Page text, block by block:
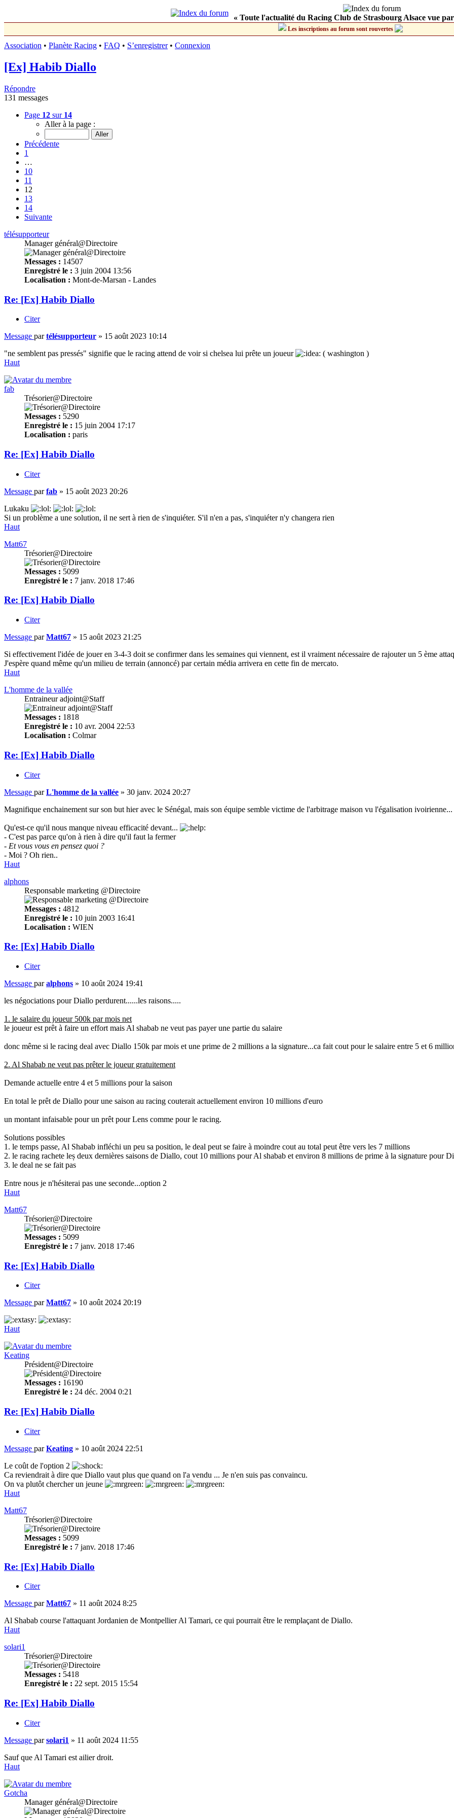
« Toute l'actualité du Racing Club de Strasbourg Alsace vue
Les inscriptions au forum sont rouvertes
Association • Planète Racing • FAQ • S’enregistrer• Connexion
[Ex] Habib Diallo
Répondre
131 messages
Page 12 sur 14
Aller à la page :
Précédente
1
…
10
11
12
13
14
Suivante
télésupporteur
Manager général@Directoire
Messages : 14507
Enregistré le : 3 juin 2004 13:56
Localisation : Mont-de-Marsan - Landes
Re: [Ex] Habib Diallo
Citer
Message partélésupporteur » 15 août 2023 10:14
"ne semblent pas pressés" signifie que le racing attend de voir si chelsea lui prête un joueur
( washington )
Haut
fab
Trésorier@Directoire
Messages : 5290
Enregistré le : 15 juin 2004 17:17
Localisation : paris
Re: [Ex] Habib Diallo
Citer
Message parfab » 15 août 2023 20:26
Lukaku
Si un problème a une solution, il ne sert à rien de s'inquiéter. S'il n'en a pas, s'inquiéter n'y changera rien
Haut
Matt67
Trésorier@Directoire
Messages : 5099
Enregistré le : 7 janv. 2018 17:46
Re: [Ex] Habib Diallo
Citer
Message parMatt67 » 15 août 2023 21:25
Si effectivement l'idée de jouer en 3-4-3 doit se confirmer dans les semaines qui viennent, est il vraiment nécessaire de rajouter un 5 ème
J'espère quand même qu'un milieu de terrain (annoncé) par certain média arrivera en cette fin de mercato.
Haut
L'homme de la vallée
Entraineur adjoint@Staff
Messages : 1818
Enregistré le : 10 avr. 2004 22:53
Localisation : Colmar
Re: [Ex] Habib Diallo
Citer
Message parL'homme de la vallée » 30 janv. 2024 20:27
Magnifique enchainement sur son but hier avec le Sénégal, mais son équipe semble victime de l'arbitrage maison vu l'égalisation ivoirienne...
Qu'est-ce qu'il nous manque niveau efficacité devant...
- C'est pas parce qu'on à rien à dire qu'il faut la fermer
- Et vous vous en pensez quoi ?
- Moi ? Oh rien..
Haut
alphons
Responsable marketing @Directoire
Messages : 4812
Enregistré le : 10 juin 2003 16:41
Localisation : WIEN
Re: [Ex] Habib Diallo
Citer
Message paralphons » 10 août 2024 19:41
les négociations pour Diallo perdurent......les raisons.....
1. le salaire du joueur 500k par mois net
le joueur est prêt à faire un effort mais Al shabab ne veut pas payer une partie du salaire
donc même si le racing deal avec Diallo 150k par mois et une prime de 2 millions a la signature...ca fait cout pour le salaire entre 5 et 6
2. Al Shabab ne veut pas prêter le joueur gratuitement
Demande actuelle entre 4 et 5 millions pour la saison
En total le prêt de Diallo pour une saison au racing couterait actuellement environ 10 millions d'euro
un montant infaisable pour un prêt pour Lens comme pour le racing.
Solutions possibles
1. le temps passe, Al Shabab infléchi un peu sa position, le deal peut se faire à moindre cout au total peut être vers les 7 millions
2. le racing rachete leș deux dernières saisons de Diallo, cout 10 millions pour Al shabab et environ 8 millions de prime à la signature pour
3. le deal ne se fait pas
Entre nous je n'hésiterai pas une seconde...option 2
Haut
Matt67
Trésorier@Directoire
Messages : 5099
Enregistré le : 7 janv. 2018 17:46
Re: [Ex] Habib Diallo
Citer
Message parMatt67 » 10 août 2024 20:19
Haut
Keating
Président@Directoire
Messages : 16190
Enregistré le : 24 déc. 2004 0:21
Re: [Ex] Habib Diallo
Citer
Message parKeating » 10 août 2024 22:51
Le coût de l'option 2
Ca reviendrait à dire que Diallo vaut plus que quand on l'a vendu ... Je n'en suis pas convaincu.
On va plutôt chercher un jeune
Haut
Matt67
Trésorier@Directoire
Messages : 5099
Enregistré le : 7 janv. 2018 17:46
Re: [Ex] Habib Diallo
Citer
Message parMatt67 » 11 août 2024 8:25
Al Shabab course l'attaquant Jordanien de Montpellier Al Tamari, ce qui pourrait être le remplaçant de Diallo.
Haut
solari1
Trésorier@Directoire
Messages : 5418
Enregistré le : 22 sept. 2015 15:54
Re: [Ex] Habib Diallo
Citer
Message parsolari1 » 11 août 2024 11:55
Sauf que Al Tamari est ailier droit.
Haut
Gotcha
Manager général@Directoire